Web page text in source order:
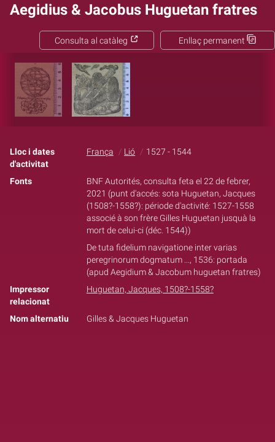
Aegidius & Jacobus Huguetan fratres
Enllaç permanent
Consulta al catàleg
Lloc i dates
d'activitat
França Lió 1527 - 1544
Fonts
BNF Autorités, consulta feta el 22 de febrer,
2021 (punt d'accés: sota Huguetan, Jacques
(1508?-1558?): période d'activité: 1527-1558
associé à son frère Gilles Huguetan jusquà la
mort de celui-ci (déc. 1544))
De tuta fidelium navigatione inter varias
peregrinorum dogmatum ..., 1536: portada
(apud Aegidium & Jacobum huguetan fratres)
Impressor
relacionat
Huguetan, Jacques, 1508?-1558?
Nom alternatiu Gilles & Jacques Huguetan